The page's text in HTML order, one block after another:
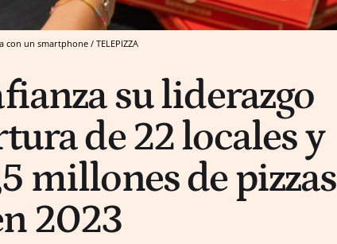
un smartphone / TELEPIZZA
su liderazgo
de 22 locales y
millones de pizzas
2023